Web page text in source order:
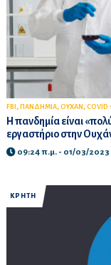
FBI , ΠΑΝΔΗΜΙΑ, ΟΥΧΑΝ , COVID
Η πανδημία είναι
εργαστήριο στην
09:24 π.μ. - 01/03/2023
ΚΡΗΤΗ